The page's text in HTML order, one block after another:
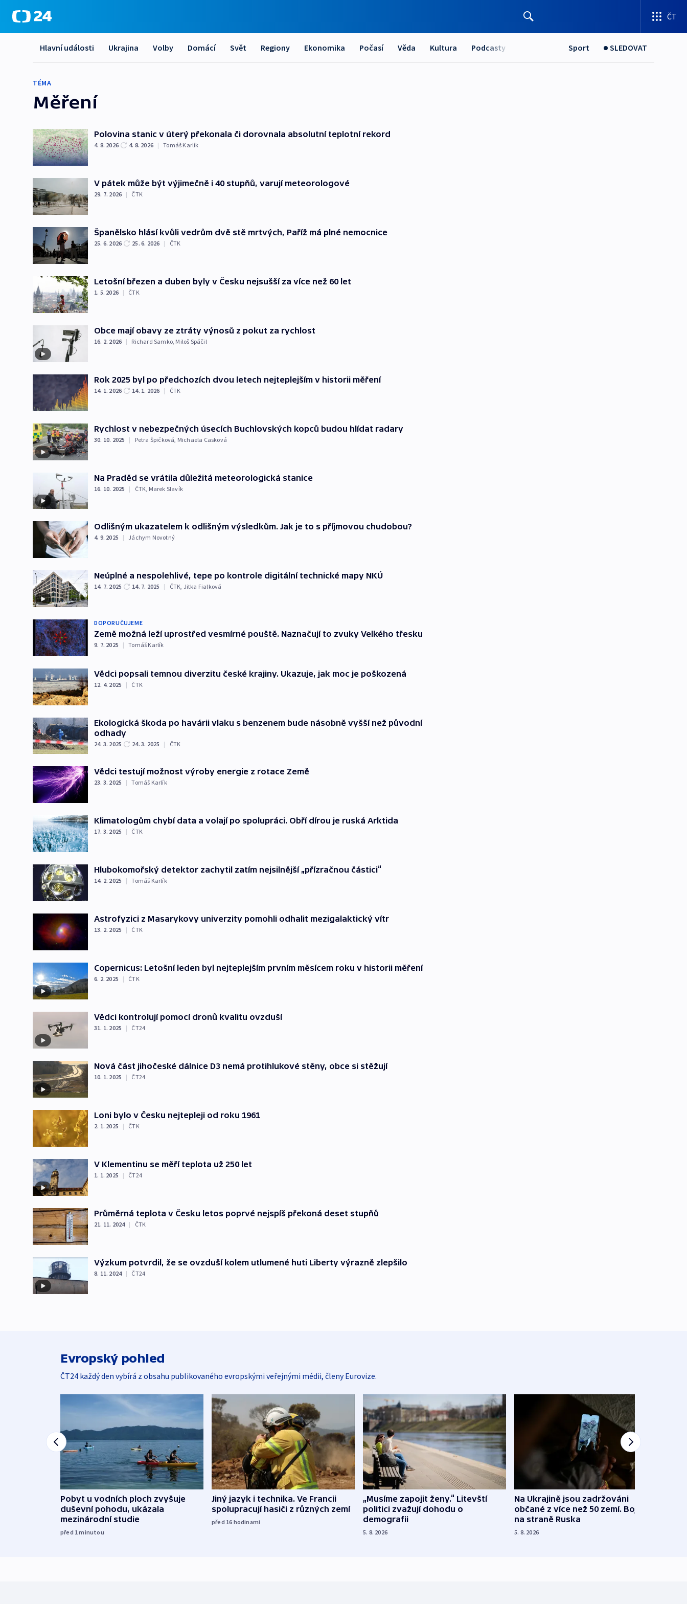
ČT
Hlavní události Ukrajina Volby Domácí Svět Regiony Ekonomika Počasí Věda Kultura Podcasty Sport SLEDOVAT
TÉMA
Měření
Polovina stanic v úterý překonala či dorovnala absolutní teplotní rekord
4. 8. 2026 4. 8. 2026 | Tomáš Karlík
V pátek může být výjimečně i 40 stupňů, varují meteorologové
29. 7. 2026 | ČTK
Španělsko hlásí kvůli vedrům dvě stě mrtvých, Paříž má plné nemocnice
25. 6. 2026 25. 6. 2026 | ČTK
Letošní březen a duben byly v Česku nejsušší za více než 60 let
1. 5. 2026 | ČTK
Obce mají obavy ze ztráty výnosů z pokut za rychlost
16. 2. 2026 | Richard Samko Miloš Spáčil
Rok 2025 byl po předchozích dvou letech nejteplejším v historii měření
14. 1. 2026 14. 1. 2026 | ČTK
Rychlost v nebezpečných úsecích Buchlovských kopců budou hlídat radary
30. 10. 2025 | Petra Špičková Michaela Casková
Na Praděd se vrátila důležitá meteorologická stanice
16. 10. 2025 | ČTK Marek Slavík
Odlišným ukazatelem k odlišným výsledkům. Jak je to s příjmovou chudobou?
4. 9. 2025 | Jáchym Novotný
Neúplné a nespolehlivé, tepe po kontrole digitální technické mapy NKÚ
14. 7. 2025 14. 7. 2025 | ČTK, Jitka Fialková
DOPORUČUJEME
Země možná leží uprostřed vesmírné pouště. Naznačují to zvuky Velkého třesku
9. 7. 2025 | Tomáš Karlík
Vědci popsali temnou diverzitu české krajiny. Ukazuje, jak moc je poškozená
12. 4. 2025 | ČTK
Ekologická škoda po havárii vlaku s benzenem bude násobně vyšší než původní
odhady
24. 3. 2025 24. 3. 2025 | ČTK
Vědci testují možnost výroby energie z rotace Země
23. 3. 2025 | Tomáš Karlík
Klimatologům chybí data a volají po spolupráci. Obří dírou je ruská Arktida
17. 3. 2025 | ČTK
Hlubokomořský detektor zachytil zatím nejsilnější „přízračnou částici“
14. 2. 2025 | Tomáš Karlík
Astrofyzici z Masarykovy univerzity pomohli odhalit mezigalaktický vítr
13. 2. 2025 | ČTK
Copernicus: Letošní leden byl nejteplejším prvním měsícem roku v historii měření
6. 2. 2025 | ČTK
Vědci kontrolují pomocí dronů kvalitu ovzduší
31. 1. 2025 | ČT24
Nová část jihočeské dálnice D3 nemá protihlukové stěny, obce si stěžují
10. 1. 2025 | ČT24
Loni bylo v Česku nejtepleji od roku 1961
2. 1. 2025 | ČTK
V Klementinu se měří teplota už 250 let
1. 1. 2025 | ČT24
Průměrná teplota v Česku letos poprvé nejspíš překoná deset stupňů
21. 11. 2024 | ČTK
Výzkum potvrdil, že se ovzduší kolem utlumené huti Liberty výrazně zlepšilo
8. 11. 2024 | ČT24
Evropský pohled
ČT24 každý den vybírá z obsahu publikovaného evropskými veřejnými médii, členy Eurovize.
Pobyt u vodních ploch zvyšuje
duševní pohodu, ukázala
mezinárodní studie
před 1minutou
Jiný jazyk i technika. Ve Francii
spolupracují hasiči z různých zemí
před 16 hodinami
„Musíme zapojit ženy.“ Litevští
politici zvažují dohodu o
demografii
5. 8. 2026
Na Ukrajině jsou zadržováni
občané z více než 50 zemí. Bojovali
na straně Ruska
5. 8. 2026